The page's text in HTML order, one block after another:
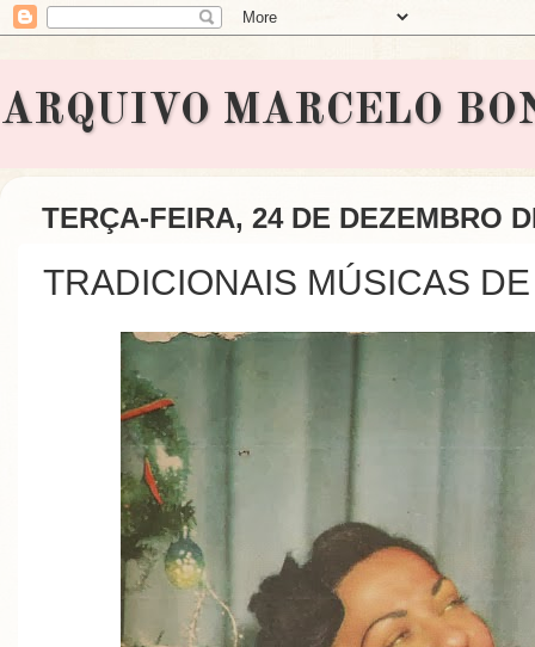
ARQUIVO MARCELO
TERÇA-FEIRA, 24 DE DEZEMBRO
TRADICIONAIS MÚSICAS